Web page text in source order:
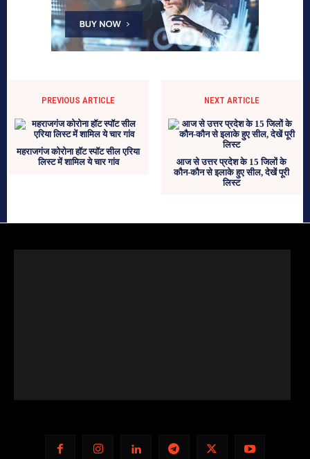
PREVIOUS ARTICLE
महराजगंज कोरोना हॉट स्‍पॉट सील एरिया
लिस्‍ट में शामिल ये चार गांव
NEXT ARTICLE
आज से उत्तर प्रदेश के 15 जिलों के
कौन-कौन से इलाके हुए सील, देखें पूरी
लिस्ट